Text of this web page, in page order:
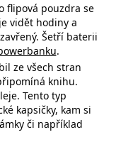
flipová pouzdra se
vidět hodiny a
Šetří baterii
.
ze všech stran
knihu.
Tento typ
kapsičky, kam si
či například